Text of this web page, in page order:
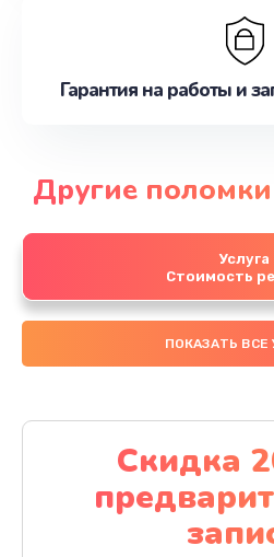
Гарантия на работы и
Другие
Услуга
Стоимость
ПОКАЗАТЬ ВСЕ
Скидка